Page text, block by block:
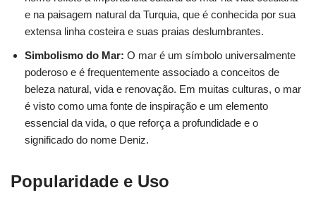
e na paisagem natural da Turquia, que é conhecida por sua
extensa linha costeira e suas praias deslumbrantes.
Simbolismo do Mar: O mar é um símbolo universalmente
poderoso e é frequentemente associado a conceitos de
beleza natural, vida e renovação. Em muitas culturas, o mar
é visto como uma fonte de inspiração e um elemento
essencial da vida, o que reforça a profundidade e o
significado do nome Deniz.
Popularidade e Uso